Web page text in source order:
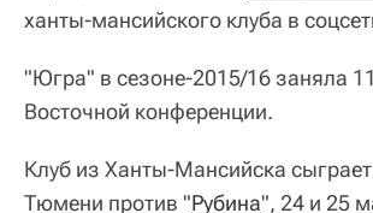
ханты-мансийского клуба в
"Югра" в сезоне-2015/16 заняла
Восточной конференции.
Клуб из Ханты-Мансийска
Тюмени против "Рубина", 24 и 25